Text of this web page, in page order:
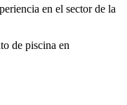
en el sector de la
de piscina en